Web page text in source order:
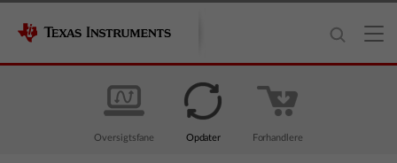
Oversigtsfane Opdater Forhandlere